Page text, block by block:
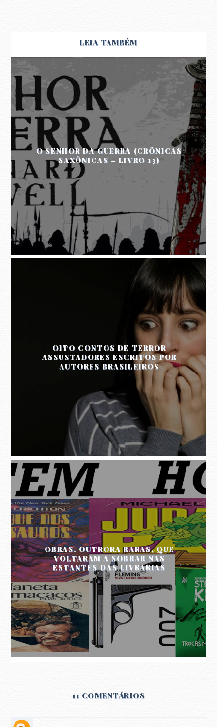
LEIA TAMBÉM
O SENHOR DA GUERRA (CRÔNICAS
SAXÔNICAS – LIVRO 13)
OITO CONTOS DE TERROR
ASSUSTADORES ESCRITOS POR
AUTORES BRASILEIROS
OBRAS, OUTRORA RARAS, QUE
VOLTARAM A SOBRAR NAS
ESTANTES DAS LIVRARIAS
11 COMENTÁRIOS